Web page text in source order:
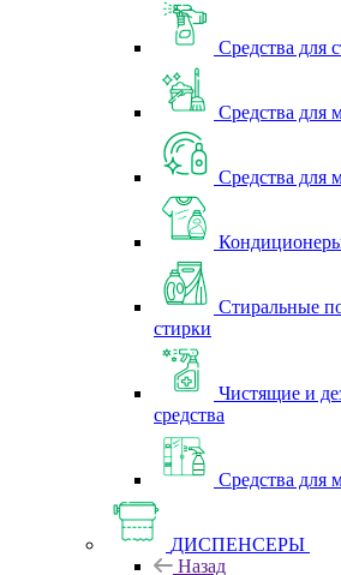
Средства для
Средства для
Средства для
Стиральные
стирки
Чистящие и
средства
Средства для
ДИСПЕНСЕРЫ
Назад